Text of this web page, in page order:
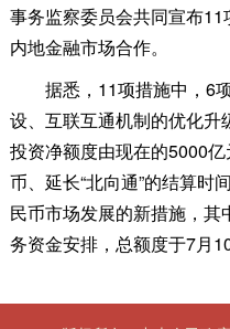
事务监察委员会共同宣布
内地金融市场合作。
据悉，11项措施中，6项
设、互联互通机制的优化升
投资净额度由现在的5000
币、延长“北向通”的结算时
民币市场发展的新措施，
务资金安排，总额度于7月